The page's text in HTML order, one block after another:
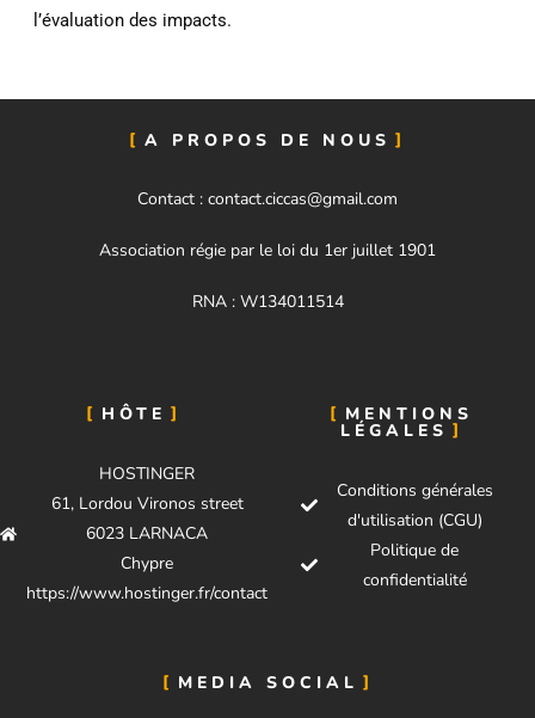
l’évaluation des impacts.
A PROPOS DE NOUS
Contact : contact.ciccas@gmail.com
Association régie par le loi du 1er juillet 1901
RNA : W134011514
HÔTE
HOSTINGER
61, Lordou Vironos street
6023 LARNACA
Chypre
https://www.hostinger.fr/contact
MENTIONS
LÉGALES
Conditions générales
d'utilisation (CGU)
Politique de
confidentialité
MEDIA SOCIAL